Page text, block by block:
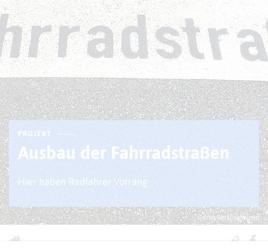
© Kreis Recklinghausen
PROJEKT
Ausbau der Fahrradstraßen
Hier haben Radfahrer Vorrang